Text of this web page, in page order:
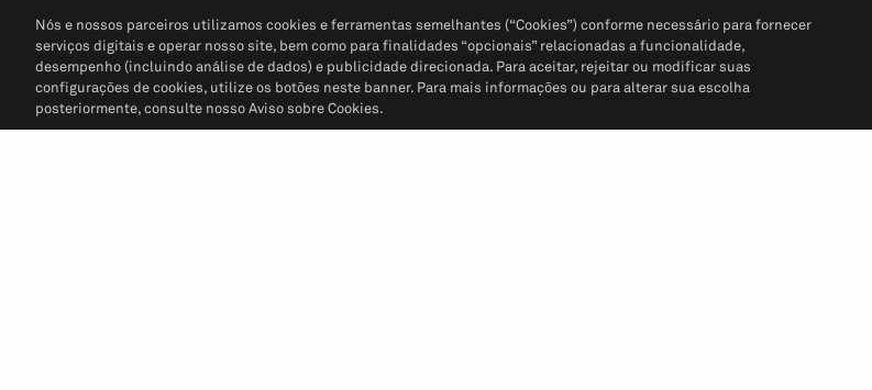
Nós e nossos parceiros utilizamos cookies e ferramentas semelhantes (“Cookies”) conforme necessário para fornecer
serviços digitais e operar nosso site, bem como para finalidades “opcionais” relacionadas a funcionalidade,
desempenho (incluindo análise de dados) e publicidade direcionada. Para aceitar, rejeitar ou modificar suas
configurações de cookies, utilize os botões neste banner. Para mais informações ou para alterar sua escolha
posteriormente, consulte nosso Aviso sobre Cookies.